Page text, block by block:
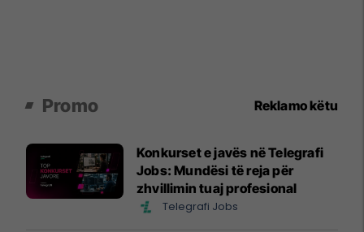
Promo Reklamo këtu
Konkurset e javës në Telegrafi
Jobs: Mundësi të reja për
zhvillimin tuaj profesional
Telegrafi Jobs